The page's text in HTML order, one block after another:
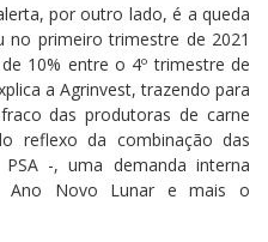
por outro lado, é a queda
no primeiro trimestre de 2021
10% entre o 4º trimestre de
a Agrinvest, trazendo para
das produtoras de carne
reflexo da combinação das
-, uma demanda interna
Ano Novo Lunar e mais o